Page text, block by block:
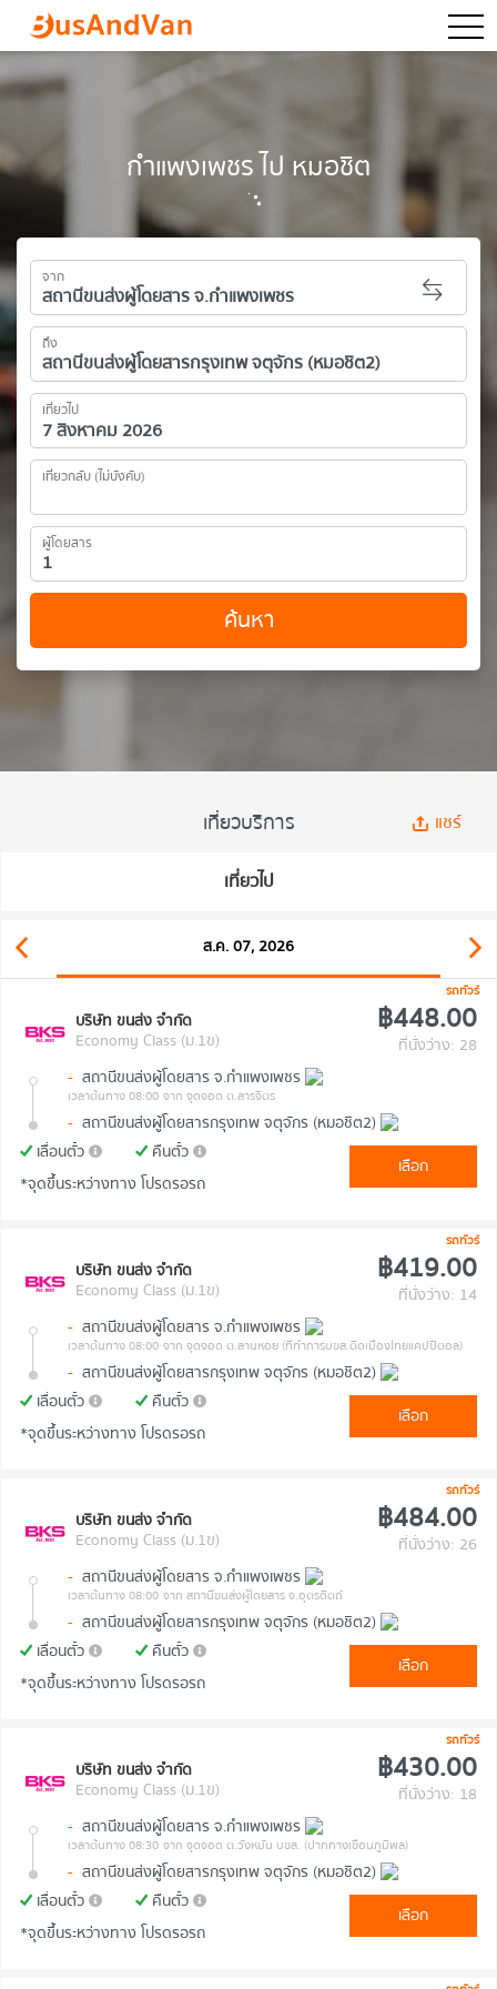
กำแพงเพชร ไป หมอชิต
จาก
ถึง
เที่ยวไป
เที่ยวกลับ (ไม่บังคับ)
ผู้โดยสาร
ค้นหา
เที่ยวบริการ แชร์
เที่ยวไป
ส.ค. 07, 2026
รถทัวร์
บริษัท ขนส่ง จำกัด
Economy Class (ม.1ข)
฿448.00
ที่นั่งว่าง: 28
- สถานีขนส่งผู้โดยสาร จ.กำแพงเพชร
เวลาต้นทาง 08:00 จาก จุดจอด ต.สารจิตร
- สถานีขนส่งผู้โดยสารกรุงเทพ จตุจักร (หมอชิต2)
เลื่อนตั๋ว
คืนตั๋ว
*จุดขึ้นระหว่างทาง โปรดรอรถ
เลือก
รถทัวร์
บริษัท ขนส่ง จำกัด
Economy Class (ม.1ข)
฿419.00
ที่นั่งว่าง: 14
- สถานีขนส่งผู้โดยสาร จ.กำแพงเพชร
เวลาต้นทาง 08:00 จาก จุดจอด ต.ลานหอย (ที่ทำการบขส.ติดเมืองไทยแคปปิตอล)
- สถานีขนส่งผู้โดยสารกรุงเทพ จตุจักร (หมอชิต2)
เลื่อนตั๋ว
คืนตั๋ว
*จุดขึ้นระหว่างทาง โปรดรอรถ
เลือก
รถทัวร์
บริษัท ขนส่ง จำกัด
Economy Class (ม.1ข)
฿484.00
ที่นั่งว่าง: 26
- สถานีขนส่งผู้โดยสาร จ.กำแพงเพชร
เวลาต้นทาง 08:00 จาก สถานีขนส่งผู้โดยสาร จ.อุตรดิตถ์
- สถานีขนส่งผู้โดยสารกรุงเทพ จตุจักร (หมอชิต2)
เลื่อนตั๋ว
คืนตั๋ว
*จุดขึ้นระหว่างทาง โปรดรอรถ
เลือก
รถทัวร์
บริษัท ขนส่ง จำกัด
Economy Class (ม.1ข)
฿430.00
ที่นั่งว่าง: 18
- สถานีขนส่งผู้โดยสาร จ.กำแพงเพชร
เวลาต้นทาง 08:30 จาก จุดจอด ต.วังหมัน บขส. (ปากทางเขื่อนภูมิพล)
- สถานีขนส่งผู้โดยสารกรุงเทพ จตุจักร (หมอชิต2)
เลื่อนตั๋ว
คืนตั๋ว
*จุดขึ้นระหว่างทาง โปรดรอรถ
เลือก